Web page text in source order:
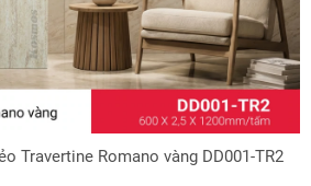
Travertine Romano vàng DD001-TR2